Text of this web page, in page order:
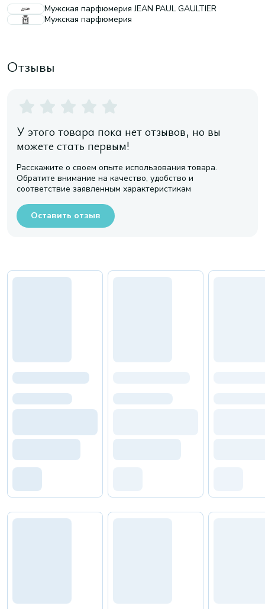
Мужская парфюмерия JEAN PAUL GAULTIER
Мужская парфюмерия
Отзывы
У этого товара пока нет отзывов, но вы
можете стать первым!
Расскажите о своем опыте использования товара.
Обратите внимание на качество, удобство и
соответствие заявленным характеристикам
Оставить отзыв